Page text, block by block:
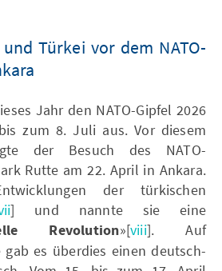
Türkei vor dem NATO-
Jahr den NATO-Gipfel 2026
zum 8. Juli aus. Vor diesem
der Besuch des NATO-
Rutte am 22. April in Ankara.
der türkischen
] und nannte sie eine
Revolution»[viii]. Auf
gab es überdies einen deutsch-